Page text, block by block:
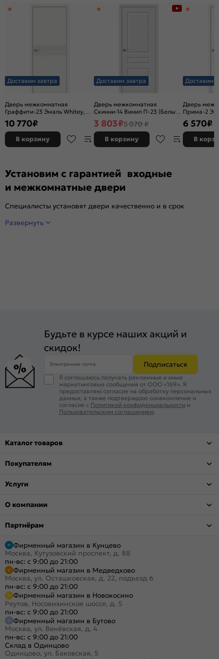
Доставим завтра
Дверь межкомнатная
Граффити-23 Эмаль Whitey,
без декора, глухая, без
стекла, без кромки, каркасно-
щитовая
10 770₽
В корзину
Доставим завтра
Дверь межкомнатная
Скинни-14 Винил П-23 (Белый),
глухая, скиновая
3 803₽5 070 ₽
В корзину
Доставим
Дверь
Прима-2
Melinga,
декора,
филенчатая
6 570₽
В
Установим с гарантией входные
и межкомнатные двери
Специалисты установят двери качественно и в срок
Развернуть
Будьте в курсе наших акций и
скидок!
Электронная почта Подписаться
Я соглашаюсь получать рекламные и иные
маркетинговые сообщения от ООО «169». Я
предоставляю согласие на обработку персональных
данных, а также подтверждаю ознакомление и
согласие с Политикой конфиденциальности и
Пользовательским соглашением.
Каталог товаров
Покупателям
Услуги
О компании
Партнёрам
Фирменный магазин в Кунцево
Москва, Кутузовский проспект, д. 88
пн-вс: с 9:00 до 21:00
Фирменный магазин в Медведково
Москва, ул. Осташковская, д. 22, подъезд 6
пн-вс: с 9:00 до 21:00
Фирменный магазин в Новокосино
Реутов, Носовихинское шоссе, д. 5
пн-вс: с 9:00 до 21:00
Фирменный магазин в Бутово
Москва, ул. Венёвская, д. 4
пн-вс: с 9:00 до 21:00
Склад в Одинцово
Одинцово, ул. Баковская, 5